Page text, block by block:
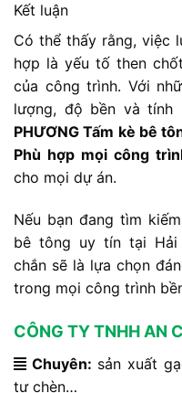
Kết luận
Có thể thấy rằng, việc
hợp là yếu tố then
của công trình. Với
lượng, độ bền và tính
PHƯƠNG Tấm kè bê
Phù hợp mọi công
cho mọi dự án.
Nếu bạn đang tìm
bê tông uy tín tại Hải
chắn sẽ là lựa chọn
trong mọi công trình
CÔNG TY TNHH AN
Chuyên: sản xuất
tự chèn…